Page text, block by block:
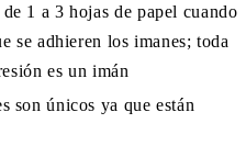
1 a 3 hojas de papel cuando
se adhieren los imanes; toda
es un imán
son únicos ya que están